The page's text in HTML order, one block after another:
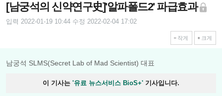
[남궁석의 신약연구史]'알파폴드2' 파급효과
입력 2022-01-19 10:44 수정 2022-02-04 17:02
작게 크게
남궁석 SLMS(Secret Lab of Mad Scientist) 대표
이 기사는 '유료 뉴스서비스 BioS+' 기사입니다.